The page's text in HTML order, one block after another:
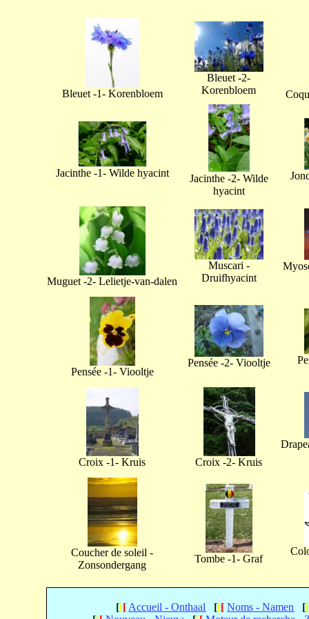
Bleuet -1- Korenbloem
Bleuet -2-
Korenbloem
Jacinthe -1- Wilde hyacint
Jacinthe -2- Wilde
hyacint
Muguet -2- Lelietje-van-dalen
Muscari -
Druifhyacint
Pensée -1- Viooltje
Pensée -2- Viooltje
Croix -1- Kruis Croix -2- Kruis
Coucher de soleil -
Zonsondergang
Tombe -1- Graf
[[[ Accueil - Onthaal [[[ Noms - Namen [[